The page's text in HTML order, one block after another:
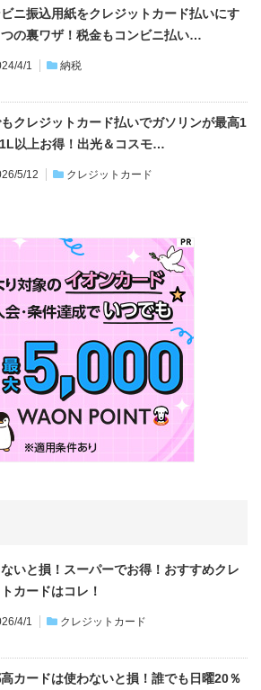
ニ振込用紙をクレジットカード払いにす
の裏ワザ！税金もコンビニ払い…
4/1 納税
クレジットカード払いでガソリンが最高1
以上お得！出光＆コスモ…
5/12 クレジットカード
いと損！スーパーでお得！おすすめクレ
カードはコレ！
4/1 クレジットカード
カードは使わないと損！誰でも日曜20％